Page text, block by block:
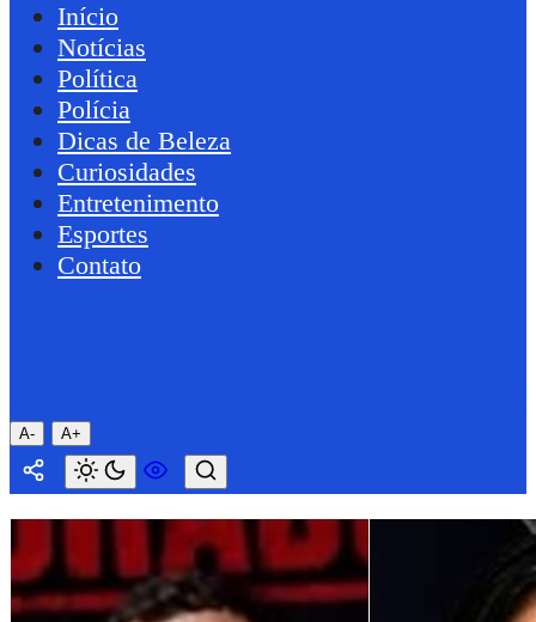
Início
Notícias
Política
Polícia
Dicas de Beleza
Curiosidades
Entretenimento
Esportes
Contato
A- A+